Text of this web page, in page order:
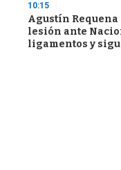
10:15
Agustín
lesión ante
ligamentos y